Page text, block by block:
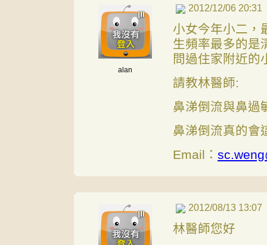
alan
2012/12/06 20:31
小女今年小二，
生頻率最多的是
問過住家附近的
請教林醫師:
鼻涕倒流與鼻過
鼻涕倒流真的會
Email：
2012/08/13 13:07
林醫師您好